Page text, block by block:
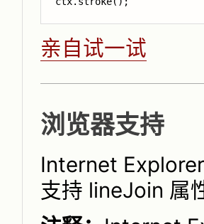
亲自试一试
浏览器支持
Internet
支持 lineJoin 属